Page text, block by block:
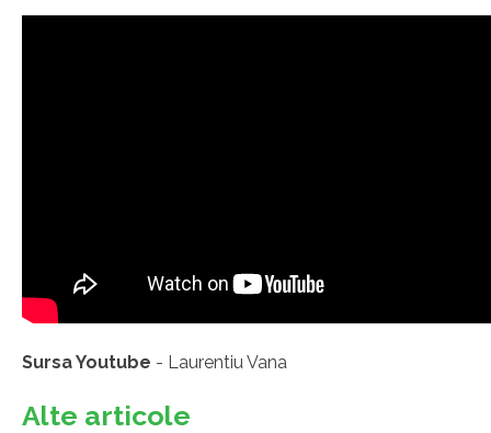
Sursa Youtube - Laurentiu Vana
Alte articole